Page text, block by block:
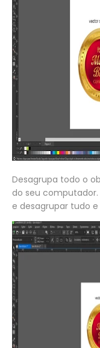
Desagrupa todo o
do seu
e desagrupar tudo